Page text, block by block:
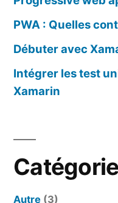
PWA : Quelles
Débuter avec
Intégrer les test
Xamarin
Autre (3)